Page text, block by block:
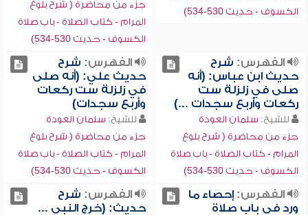
الكسوف - حديث 530-534)
جزء من محاضرة ( شرح بلوغ
المرام - كتاب الصلاة - باب صلاة
الكسوف - حديث 530-534)
الفهرس: شرح
حديث ابن عباس: (أنه
صلى في زلزلة ست
ركعات وأربع سجدات ...)
للشيخ: سلمان العودة
جزء من محاضرة ( شرح بلوغ
المرام - كتاب الصلاة - باب صلاة
الكسوف - حديث 530-534)
الفهرس: شرح
حديث علي: (أنه صلى
في زلزلة ست ركعات
وأربع سجدات)
للشيخ: سلمان العودة
جزء من محاضرة ( شرح بلوغ
المرام - كتاب الصلاة - باب صلاة
الكسوف - حديث 530-534)
الفهرس:إحصاء ما
ورد في باب صلاة
الفهرس: شرح
حديث: (خرج النبي ...